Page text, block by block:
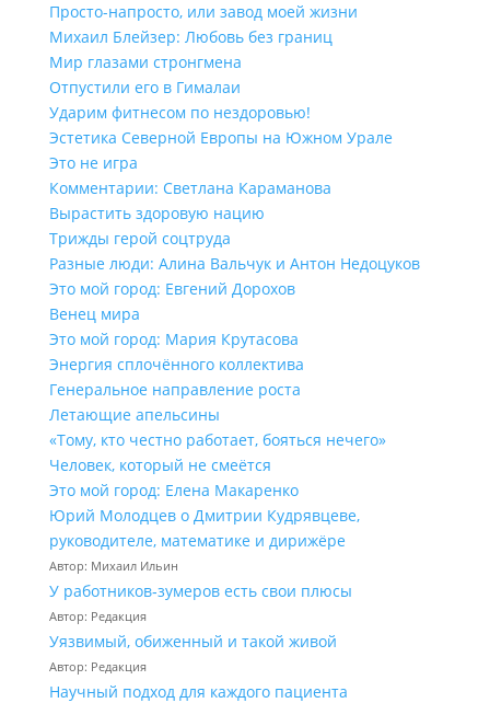
Просто-напросто, или завод моей жизни
Михаил Блейзер: Любовь без границ
Мир глазами стронгмена
Отпустили его в Гималаи
Ударим фитнесом по нездоровью!
Эстетика Северной Европы на Южном Урале
Это не игра
Комментарии: Светлана Караманова
Вырастить здоровую нацию
Трижды герой соцтруда
Разные люди: Алина Вальчук и Антон Недоцуков
Это мой город: Евгений Дорохов
Венец мира
Это мой город: Мария Крутасова
Энергия сплочённого коллектива
Генеральное направление роста
Летающие апельсины
«Тому, кто честно работает, бояться нечего»
Человек, который не смеётся
Это мой город: Елена Макаренко
Юрий Молодцев о Дмитрии Кудрявцеве,
руководителе, математике и дирижёре
Автор: Михаил Ильин
У работников‑зумеров есть свои плюсы
Автор: Редакция
Уязвимый, обиженный и такой живой
Автор: Редакция
Научный подход для каждого пациента